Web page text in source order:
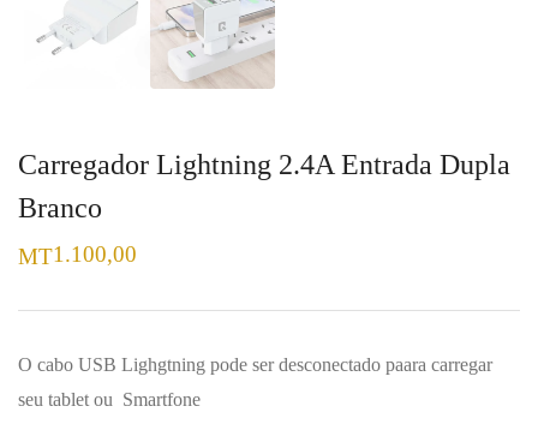
Carregador Lightning 2.4A Entrada Dupla
Branco
MT1.100,00
O cabo USB Lighgtning pode ser desconectado paara carregar
seu tablet ou Smartfone